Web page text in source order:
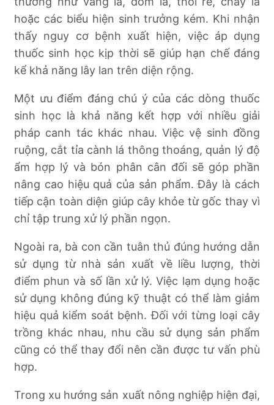
hoặc các biểu hiện sinh trưởng kém. Khi nhận
thấy nguy cơ bệnh xuất hiện, việc áp dụng
thuốc sinh học kịp thời sẽ giúp hạn chế đáng
kể khả năng lây lan trên diện rộng.
Một ưu điểm đáng chú ý của các dòng thuốc
sinh học là khả năng kết hợp với nhiều giải
pháp canh tác khác nhau. Việc vệ sinh đồng
ruộng, cắt tỉa cành lá thông thoáng, quản lý độ
ẩm hợp lý và bón phân cân đối sẽ góp phần
nâng cao hiệu quả của sản phẩm. Đây là cách
tiếp cận toàn diện giúp cây khỏe từ gốc thay vì
chỉ tập trung xử lý phần ngọn.
Ngoài ra, bà con cần tuân thủ đúng hướng dẫn
sử dụng từ nhà sản xuất về liều lượng, thời
điểm phun và số lần xử lý. Việc lạm dụng hoặc
sử dụng không đúng kỹ thuật có thể làm giảm
hiệu quả kiểm soát bệnh. Đối với từng loại cây
trồng khác nhau, nhu cầu sử dụng sản phẩm
cũng có thể thay đổi nên cần được tư vấn phù
hợp.
Trong xu hướng sản xuất nông nghiệp hiện đại,